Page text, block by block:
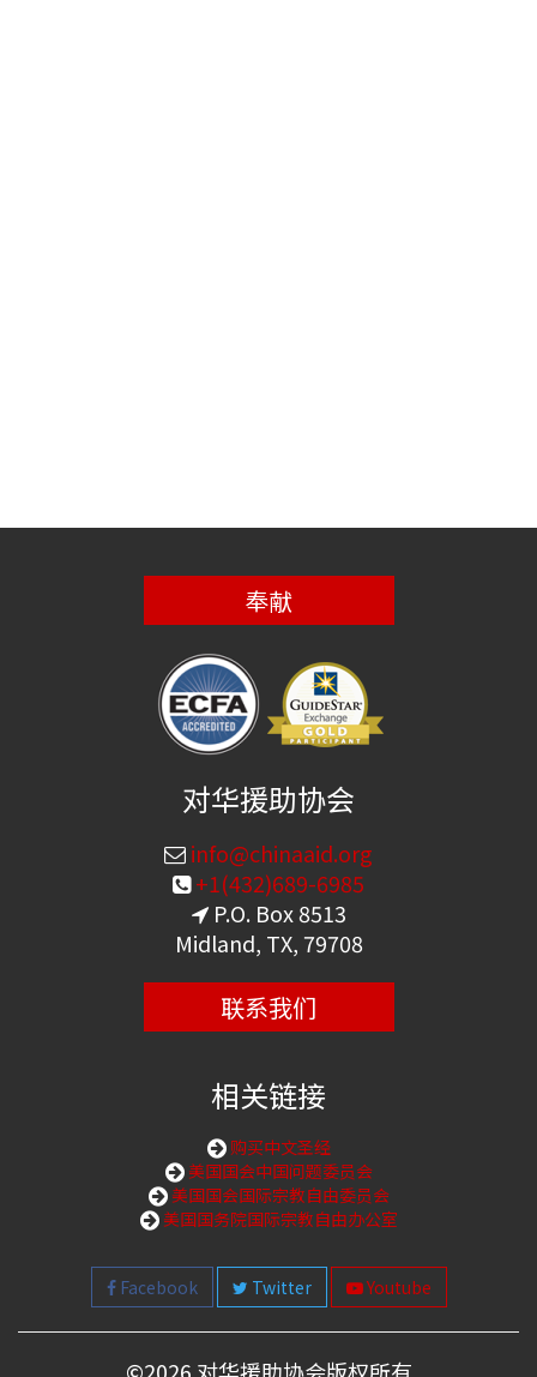
奉献
对华援助协会
info@chinaaid.org
+1(432)689-6985
P.O. Box 8513
Midland, TX, 79708
联系我们
相关链接
购买中文圣经
美国国会中国问题委员会
美国国会国际宗教自由委员会
美国国务院国际宗教自由办公室
Facebook Twitter Youtube